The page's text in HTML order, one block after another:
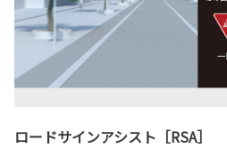
ロードサインアシスト［RSA］